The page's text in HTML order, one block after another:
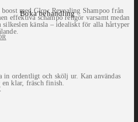
Boka behandling
med Glow Revealing Shampoo från
effektiva schampo rengör varsamt medan
känsla – idealiskt för alla hårtyper
in ordentligt och skölj ur. Kan användas
klar, fräsch finish.